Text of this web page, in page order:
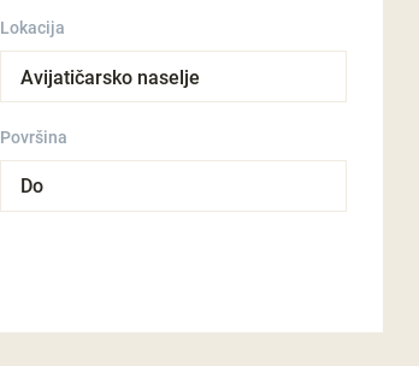
Lokacija
Avijatičarsko naselje
Površina